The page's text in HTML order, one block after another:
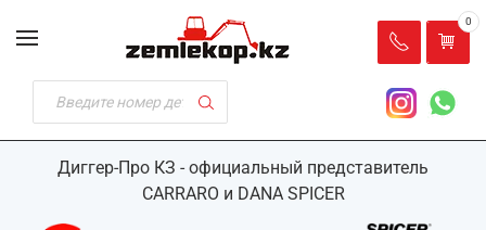
Диггер-Про КЗ - официальный представитель
CARRARO и DANA SPICER
0